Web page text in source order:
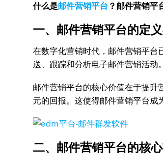
什么是邮件营销平台 ？邮件营销平
一、邮件营销平台的定
在数字化营销时代，邮件营销平台
送、跟踪和分析电子邮件营销活动
邮件营销平台的核心价值在于提
元的回报。这使得邮件营销平台成
二、邮件营销平台的核